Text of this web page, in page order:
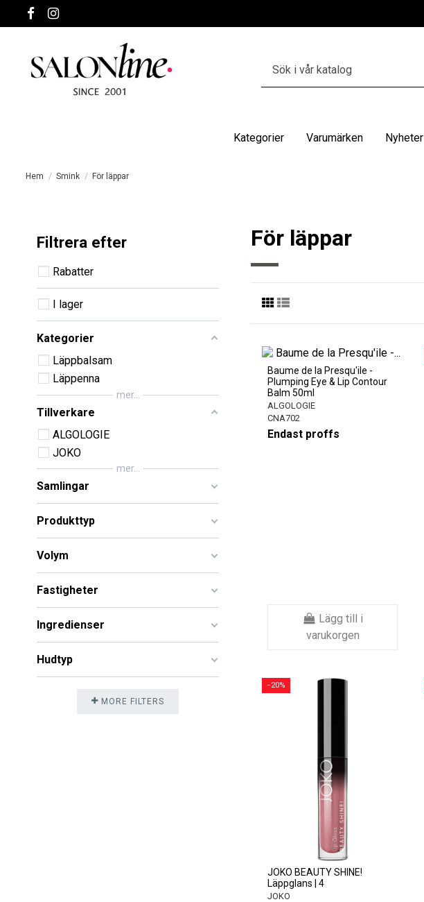
Kategorier Varumärken Nyheter
Hem Smink För läppar
För läppar
Baume de la Presqu'ile -
Plumping Eye & Lip Contour
Balm 50ml
ALGOLOGIE
CNA702
Endast proffs
Lägg till i
varukorgen
−20%
JOKO BEAUTY SHINE!
Läppglans | 4
JOKO
Filtrera efter
Rabatter
I lager
Kategorier
Läppbalsam
Läppenna
mer...
Tillverkare
ALGOLOGIE
JOKO
mer...
Samlingar
Produkttyp
Volym
Fastigheter
Ingredienser
Hudtyp
MORE FILTERS